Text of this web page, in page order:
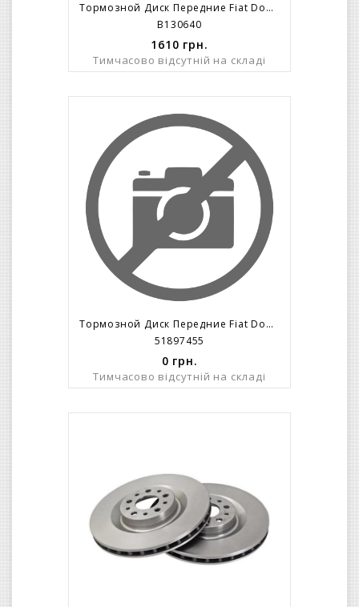
Тормозной Диск Передние Fiat Doblo/263/ R16 (305x28mm) 5 Болтов C 2010=>
B130640
1610 грн.
Тимчасово відсутній на складі
Тормозной Диск Передние Fiat Doblo/263/ R16 (305x28mm) 5 Болтов C 2010=>
51897455
0 грн.
Тимчасово відсутній на складі